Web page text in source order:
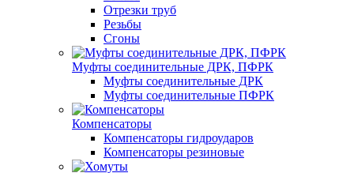
Отрезки труб
Резьбы
Сгоны
Муфты соединительные ДРК, ПФРК
Муфты соединительные ДРК
Муфты соединительные ПФРК
Компенсаторы
Компенсаторы гидроударов
Компенсаторы резиновые